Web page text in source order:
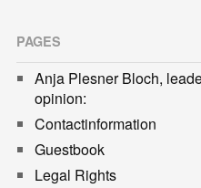
PAGES
Anja Plesner Bloch,
opinion:
Contactinformation
Guestbook
Legal Rights